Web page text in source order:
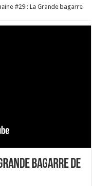
#29 : La Grande bagarre
bagarre de